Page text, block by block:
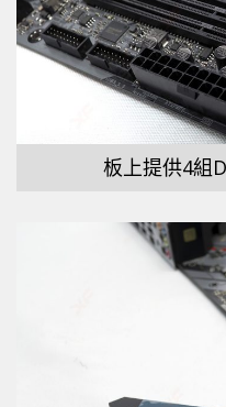
板上提供4組